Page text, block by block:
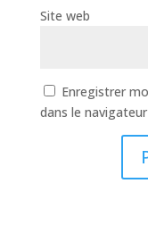
Site web
Enregistrer
dans le